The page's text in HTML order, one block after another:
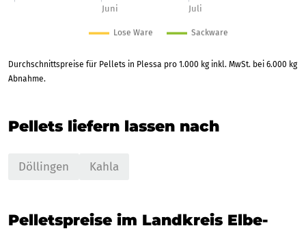
Durchschnittspreise für Pellets in Plessa pro 1.000 kg inkl. MwSt. bei 6.000 kg
Abnahme.
Pellets liefern lassen nach
Döllingen Kahla
Pelletspreise im Landkreis Elbe-